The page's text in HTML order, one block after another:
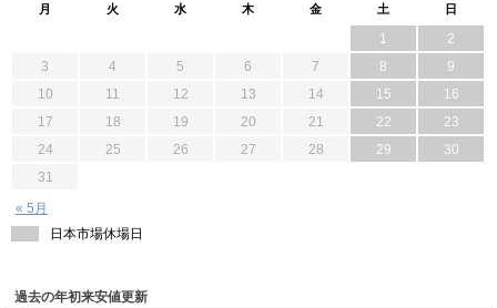
月 火 水 木 金 土 日
« 5月
1
2
3
4 5 6 7 8
9
10
11 12 13 14 15
16
17
18 19 20 21 22
23
24
25 26 27 28 29
30
31
日本市場休場日
過去の年初来安値更新